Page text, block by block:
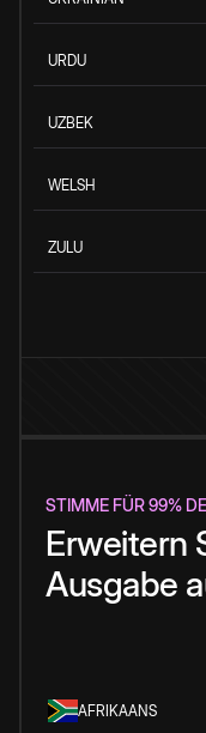
URDU
UZBEK
WELSH
ZULU
STIMME FÜR 99%
Erweitern
Ausgabe
AFRIKAANS